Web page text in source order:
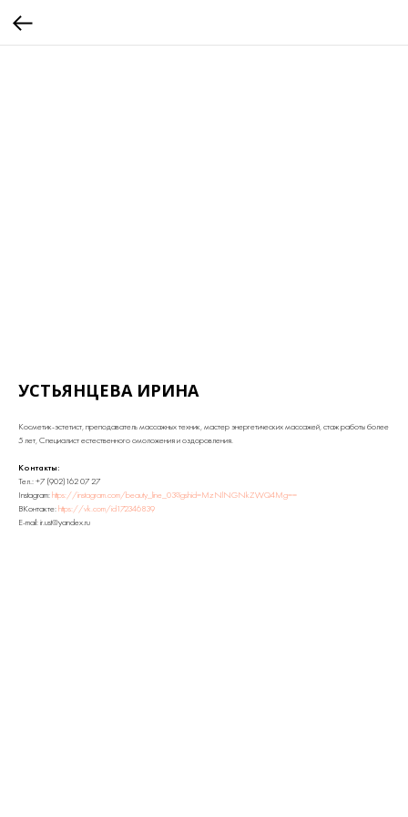
УСТЬЯНЦЕВА ИРИНА
Косметик-эстетист, преподаватель массажных техник, мастер энергетических массажей, стаж работы более
5 лет, Специалист естественного омоложения и оздоровления.
Контакты:
Тел.: +7 (902)162 07 27
Instagram:https://instagram.com/beauty_line_03?igshid=MzNlNGNkZWQ4Mg==
ВКонтакте:https://vk.com/id172346839
E-mail: ir.ust@yandex.ru